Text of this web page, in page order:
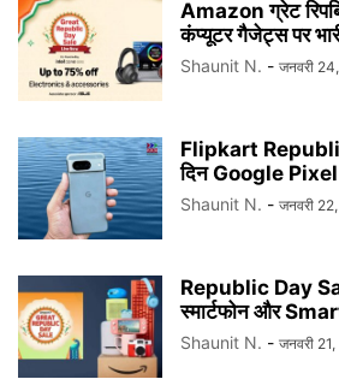
Amazon ग्रेट
कंप्यूटर गैजेट्स पर
Shaunit N. - जनवरी
Flipkart
दिन Google
Shaunit N. - जनवरी
Republic Day
स्मार्टफोन और
Shaunit N. - जनवरी